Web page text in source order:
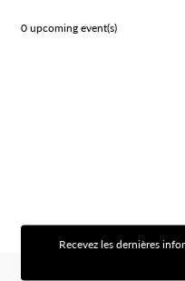
0 upcoming event(s)
Recevez les dernières